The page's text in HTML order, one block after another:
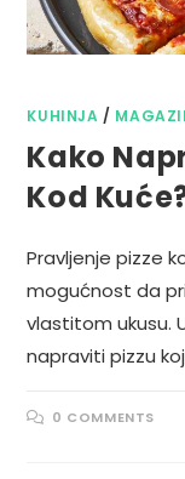
KUHINJA /
Kako
Kod
Pravljenje pizze
mogućnost da
vlastitom ukusu.
napraviti pizzu
0 COMMENTS